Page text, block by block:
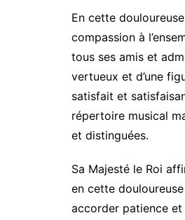
En cette
compassion à
tous ses amis et
vertueux et d’une
satisfait et
répertoire musical
et distinguées.
Sa Majesté le Roi
en cette
accorder patience et